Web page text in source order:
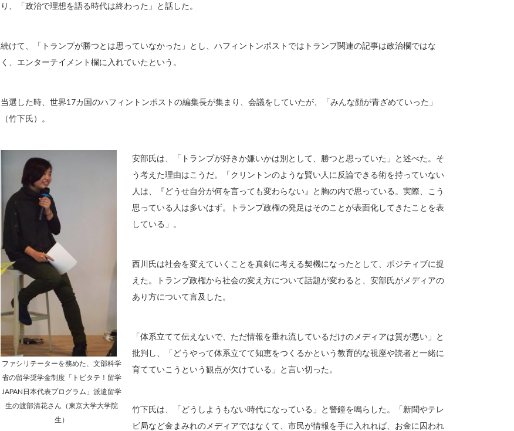
り、「政治で理想を語る時代は終わった」と話した。
続けて、「トランプが勝つとは思っていなかった」とし、ハフィントンポストではトランプ関連の記事は政治欄ではな
く、エンターテイメント欄に入れていたという。
当選した時、世界17カ国のハフィントンポストの編集長が集まり、会議をしていたが、「みんな顔が青ざめていった」
（竹下氏）。
ファシリテーターを務めた、文部科学
省の留学奨学金制度「トビタテ！留学
JAPAN日本代表プログラム」派遣留学
生の渡部清花さん（東京大学大学院
生）
安部氏は、「トランプが好きか嫌いかは別として、勝つと思っていた」と述べた。そ
う考えた理由はこうだ。「クリントンのような賢い人に反論できる術を持っていない
人は、『どうせ自分が何を言っても変わらない』と胸の内で思っている。実際、こう
思っている人は多いはず。トランプ政権の発足はそのことが表面化してきたことを表
している」。
西川氏は社会を変えていくことを真剣に考える契機になったとして、ポジティブに捉
えた。トランプ政権から社会の変え方について話題が変わると、安部氏がメディアの
あり方について言及した。
「体系立てて伝えないで、ただ情報を垂れ流しているだけのメディアは質が悪い」と
批判し、「どうやって体系立てて知恵をつくるかという教育的な視座や読者と一緒に
育てていこうという観点が欠けている」と言い切った。
竹下氏は、「どうしようもない時代になっている」と警鐘を鳴らした。「新聞やテレ
ビ局など金まみれのメディアではなくて、市民が情報を手に入れれば、お金に囚われ